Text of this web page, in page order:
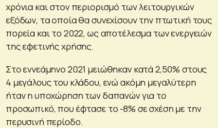
χρόνια και στον περιορισμό των λειτουργικών
εξόδων, τα οποία θα συνεχίσουν την πτωτική τους
πορεία και το 2022, ως αποτέλεσμα των ενεργειών
της εφετινής χρήσης.
Στο εννεάμηνο 2021 μειώθηκαν κατά 2,50% στους
4 μεγάλους του κλάδου, ενώ ακόμη μεγαλύτερη
ήταν η υποχώρηση των δαπανών για το
προσωπικό, που έφτασε το -8% σε σχέση με την
περυσινή περίοδο.